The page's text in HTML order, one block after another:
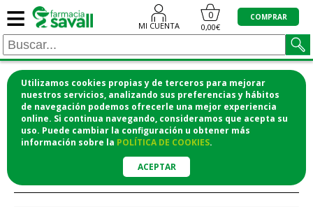
Utilizamos cookies propias y de terceros para mejorar
nuestros servicios, analizando sus preferencias y hábitos
de navegación podemos ofrecerle una mejor experiencia
online. Si continua navegando, consideramos que acepta su
uso. Puede cambiar la configuración u obtener más
información sobre la POLÍTICA DE COOKIES.
ACEPTAR
≡ MI CUENTA
0
0,00€
COMPRAR
¡COMPRA CÓMODAMENTE DESDE CASA Y RECOGE
EN LA FARMACIA!
o si lo prefieres te lo mandamos a casa
Higiene y cosmética>Cosmética facial